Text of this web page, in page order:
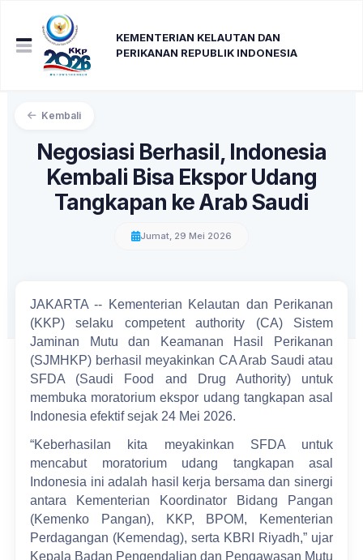
KEMENTERIAN KELAUTAN DAN
PERIKANAN REPUBLIK INDONESIA
Kembali
Negosiasi Berhasil, Indonesia
Kembali Bisa Ekspor Udang
Tangkapan ke Arab Saudi
Jumat, 29 Mei 2026
JAKARTA -- Kementerian Kelautan dan Perikanan
(KKP) selaku competent authority (CA) Sistem
Jaminan Mutu dan Keamanan Hasil Perikanan
(SJMHKP) berhasil meyakinkan CA Arab Saudi atau
SFDA (Saudi Food and Drug Authority) untuk
membuka moratorium ekspor udang tangkapan asal
Indonesia efektif sejak 24 Mei 2026.
“Keberhasilan kita meyakinkan SFDA untuk
mencabut moratorium udang tangkapan asal
Indonesia ini adalah hasil kerja bersama dan sinergi
antara Kementerian Koordinator Bidang Pangan
(Kemenko Pangan), KKP, BPOM, Kementerian
Perdagangan (Kemendag), serta KBRI Riyadh,” ujar
Kepala Badan Pengendalian dan Pengawasan Mutu